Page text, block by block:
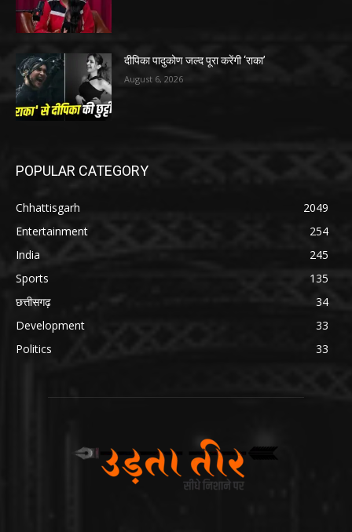
दीपिका पादुकोण जल्द पूरा करेंगी ‘राका’
August 6, 2026
POPULAR CATEGORY
Chhattisgarh
2049
Entertainment
254
India
245
Sports
135
छत्तीसगढ़
34
Development
33
Politics
33